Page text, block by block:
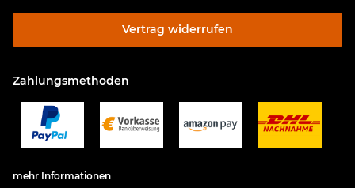
Vertrag widerrufen
Zahlungsmethoden
mehr Informationen